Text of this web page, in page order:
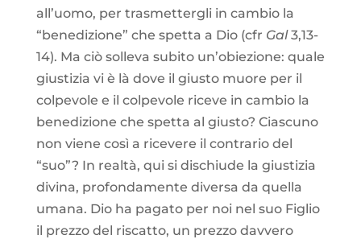
all’uomo, per trasmettergli in cambio la
“benedizione” che spetta a Dio (cfr Gal3,13-
14). Ma ciò solleva subito un’obiezione: quale
giustizia vi è là dove il giusto muore per il
colpevole e il colpevole riceve in cambio la
benedizione che spetta al giusto? Ciascuno
non viene così a ricevere il contrario del
“suo”? In realtà, qui si dischiude la giustizia
divina, profondamente diversa da quella
umana. Dio ha pagato per noi nel suo Figlio
il prezzo del riscatto, un prezzo davvero